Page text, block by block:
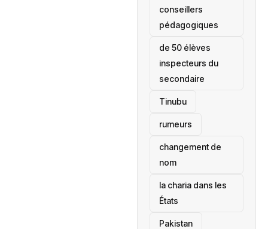
conseillers
pédagogiques
de 50 élèves
inspecteurs du
secondaire
Tinubu
rumeurs
changement de
nom
la charia dans les
États
‎Pakistan